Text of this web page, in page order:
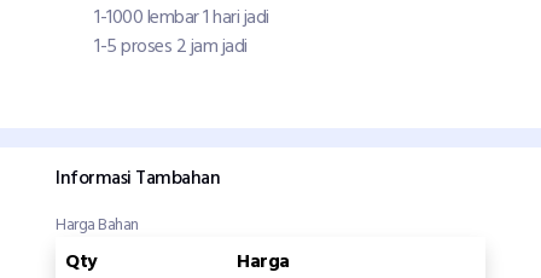
1-1000 lembar 1 hari jadi
1-5 proses 2 jam jadi
Informasi Tambahan
Harga Bahan
Qty
Harga